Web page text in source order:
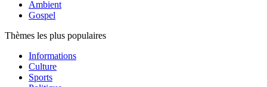
Ambient
Gospel
Thèmes les plus populaires
Informations
Culture
Sports